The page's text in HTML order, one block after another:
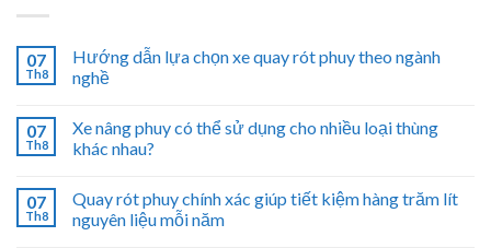
07
Th8
Hướng dẫn lựa chọn xe quay rót phuy theo ngành
nghề
07
Th8
Xe nâng phuy có thể sử dụng cho nhiều loại thùng
khác nhau?
07
Th8
Quay rót phuy chính xác giúp tiết kiệm hàng trăm lít
nguyên liệu mỗi năm